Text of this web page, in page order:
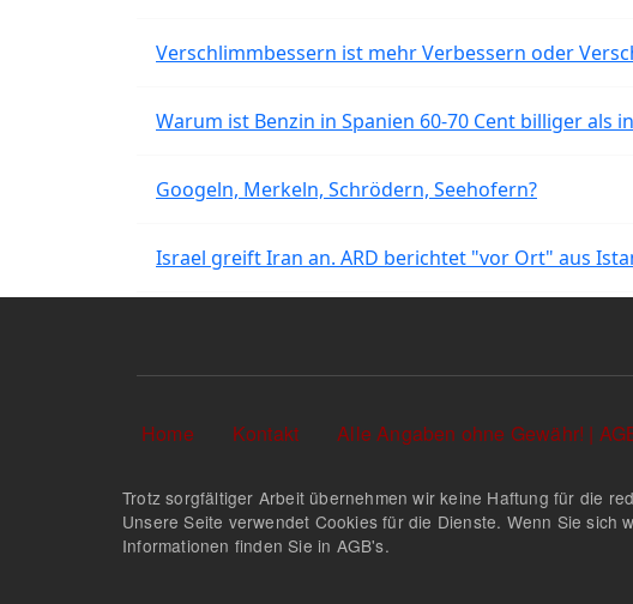
Verschlimmbessern ist mehr Verbessern oder
Warum ist Benzin in Spanien 60-70 Cent billiger als
Googeln, Merkeln, Schrödern, Seehofern?
Israel greift Iran an. ARD berichtet "vor Ort" aus
Sekundärlinks
Home Kontakt Alle Angaben ohne Gewähr! |
Trotz sorgfältiger Arbeit übernehmen wir keine Haftung für die
Unsere Seite verwendet Cookies für die Dienste. Wenn Sie
Informationen finden Sie in AGB's.